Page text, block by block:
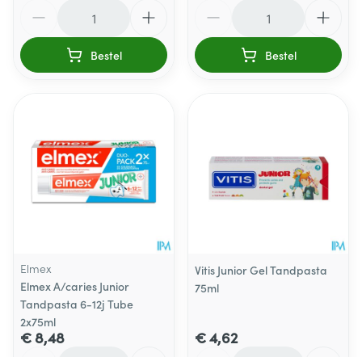
Bestel Bestel
Elmex
Elmex A/caries Junior
Tandpasta 6-12j Tube
2x75ml
€ 8,48
Vitis Junior Gel Tandpasta
75ml
€ 4,62